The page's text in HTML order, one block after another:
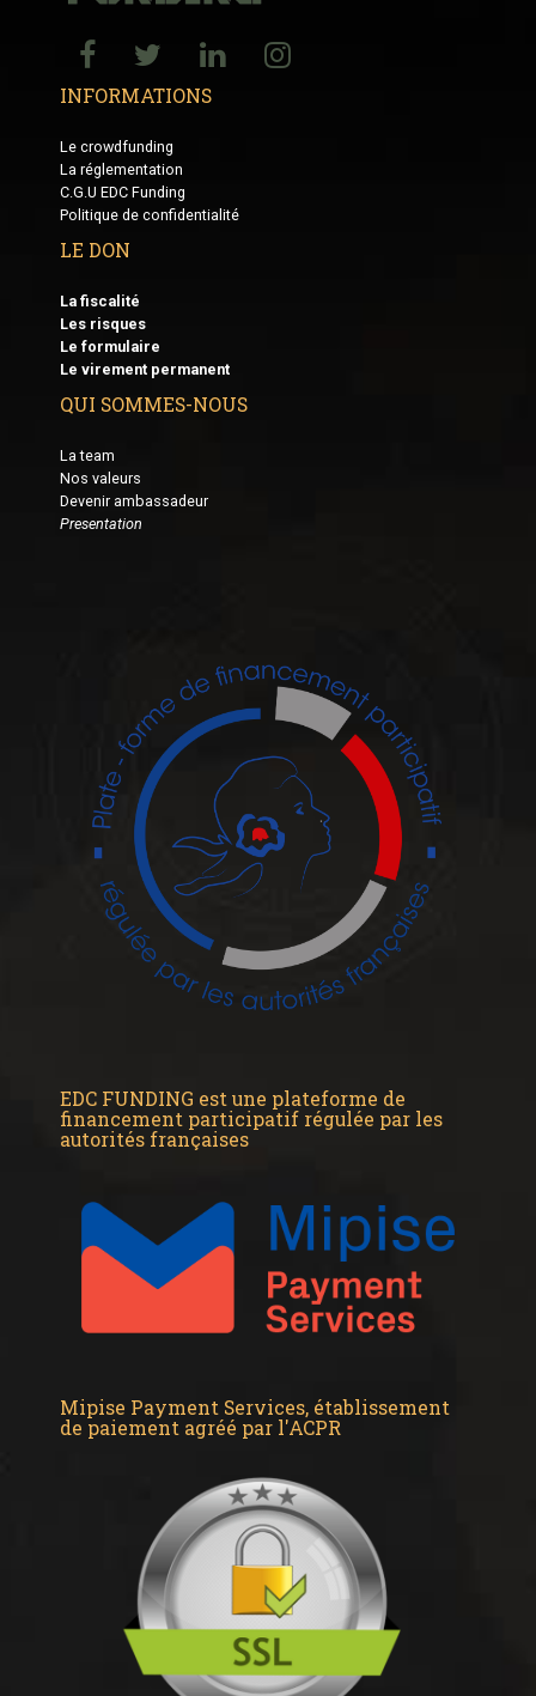
INFORMATIONS
Le crowdfunding
La réglementation
C.G.U EDC Funding
Politique de confidentialité
LE DON
La fiscalité
Les risques
Le formulaire
Le virement permanent
QUI SOMMES-NOUS
La team
Nos valeurs
Devenir ambassadeur
Presentation
EDC FUNDING est une plateforme de
financement participatif régulée par les
autorités françaises
Mipise Payment Services, établissement
de paiement agréé par l'ACPR